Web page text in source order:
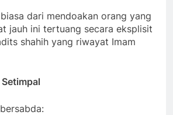
dari mendoakan orang yang
jauh ini tertuang secara eksplisit
shahih yang riwayat Imam